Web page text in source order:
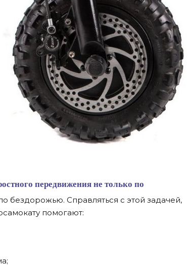
передвижения не только по
бездорожью. Справляться с этой задачей,
помогают: